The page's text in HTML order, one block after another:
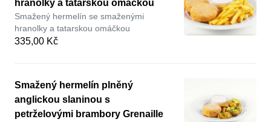
hranolky a tatarskou omáčkou
Smažený hermelín se smaženými
hranolky a tatarskou omáčkou
335,00 Kč
Smažený hermelín plněný
anglickou slaninou s
petrželovými brambory Grenaille